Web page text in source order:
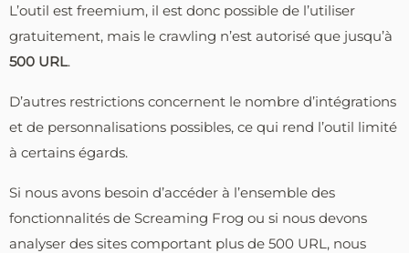
L’outil est freemium, il est donc possible de l’utiliser
gratuitement, mais le crawling n’est autorisé que jusqu’à
500 URL.
D’autres restrictions concernent le nombre d’intégrations
et de personnalisations possibles, ce qui rend l’outil limité
à certains égards.
Si nous avons besoin d’accéder à l’ensemble des
fonctionnalités de Screaming Frog ou si nous devons
analyser des sites comportant plus de 500 URL, nous